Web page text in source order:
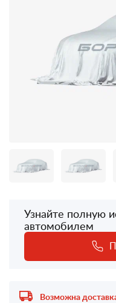
Узнайте полную
автомобилем
Возможна